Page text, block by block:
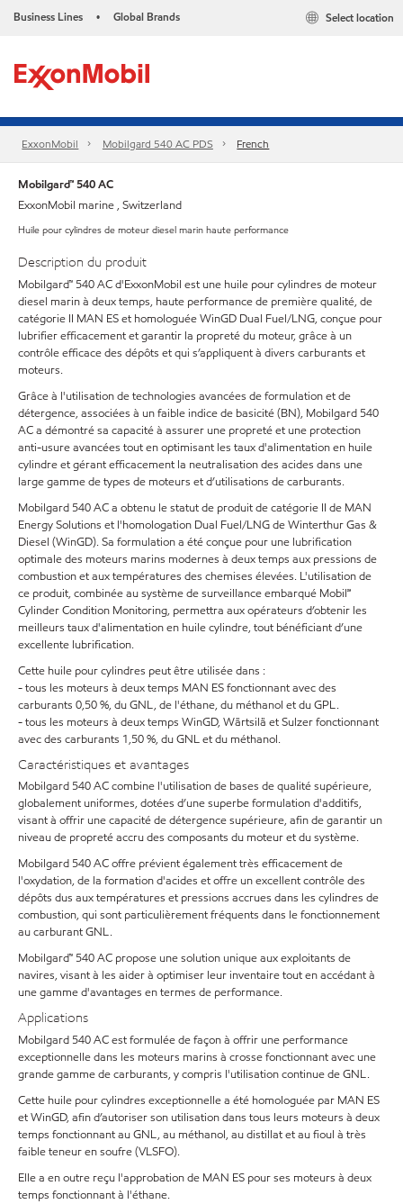
Business Lines • Global Brands Select location
ExxonMobil Mobilgard 540 AC PDS French
Mobilgard™ 540 AC
ExxonMobil marine , Switzerland
Huile pour cylindres de moteur diesel marin haute performance
Description du produit
Mobilgard™ 540 AC d'ExxonMobil est une huile pour cylindres de moteur
diesel marin à deux temps, haute performance de première qualité, de
catégorie II MAN ES et homologuée WinGD Dual Fuel/LNG, conçue pour
lubrifier efficacement et garantir la propreté du moteur, grâce à un
contrôle efficace des dépôts et qui s’appliquent à divers carburants et
moteurs.
Grâce à l'utilisation de technologies avancées de formulation et de
détergence, associées à un faible indice de basicité (BN), Mobilgard 540
AC a démontré sa capacité à assurer une propreté et une protection
anti-usure avancées tout en optimisant les taux d'alimentation en huile
cylindre et gérant efficacement la neutralisation des acides dans une
large gamme de types de moteurs et d’utilisations de carburants.
Mobilgard 540 AC a obtenu le statut de produit de catégorie II de MAN
Energy Solutions et l'homologation Dual Fuel/LNG de Winterthur Gas &
Diesel (WinGD). Sa formulation a été conçue pour une lubrification
optimale des moteurs marins modernes à deux temps aux pressions de
combustion et aux températures des chemises élevées. L'utilisation de
ce produit, combinée au système de surveillance embarqué Mobil℠
Cylinder Condition Monitoring, permettra aux opérateurs d’obtenir les
meilleurs taux d'alimentation en huile cylindre, tout bénéficiant d’une
excellente lubrification.
Cette huile pour cylindres peut être utilisée dans :
- tous les moteurs à deux temps MAN ES fonctionnant avec des
carburants 0,50 %, du GNL, de l'éthane, du méthanol et du GPL.
- tous les moteurs à deux temps WinGD, Wärtsilä et Sulzer fonctionnant
avec des carburants 1,50 %, du GNL et du méthanol.
Caractéristiques et avantages
Mobilgard 540 AC combine l'utilisation de bases de qualité supérieure,
globalement uniformes, dotées d’une superbe formulation d'additifs,
visant à offrir une capacité de détergence supérieure, afin de garantir un
niveau de propreté accru des composants du moteur et du système.
Mobilgard 540 AC offre prévient également très efficacement de
l'oxydation, de la formation d'acides et offre un excellent contrôle des
dépôts dus aux températures et pressions accrues dans les cylindres de
combustion, qui sont particulièrement fréquents dans le fonctionnement
au carburant GNL.
Mobilgard™ 540 AC propose une solution unique aux exploitants de
navires, visant à les aider à optimiser leur inventaire tout en accédant à
une gamme d'avantages en termes de performance.
Applications
Mobilgard 540 AC est formulée de façon à offrir une performance
exceptionnelle dans les moteurs marins à crosse fonctionnant avec une
grande gamme de carburants, y compris l'utilisation continue de GNL.
Cette huile pour cylindres exceptionnelle a été homologuée par MAN ES
et WinGD, afin d’autoriser son utilisation dans tous leurs moteurs à deux
temps fonctionnant au GNL, au méthanol, au distillat et au fioul à très
faible teneur en soufre (VLSFO).
Elle a en outre reçu l'approbation de MAN ES pour ses moteurs à deux
temps fonctionnant à l'éthane.